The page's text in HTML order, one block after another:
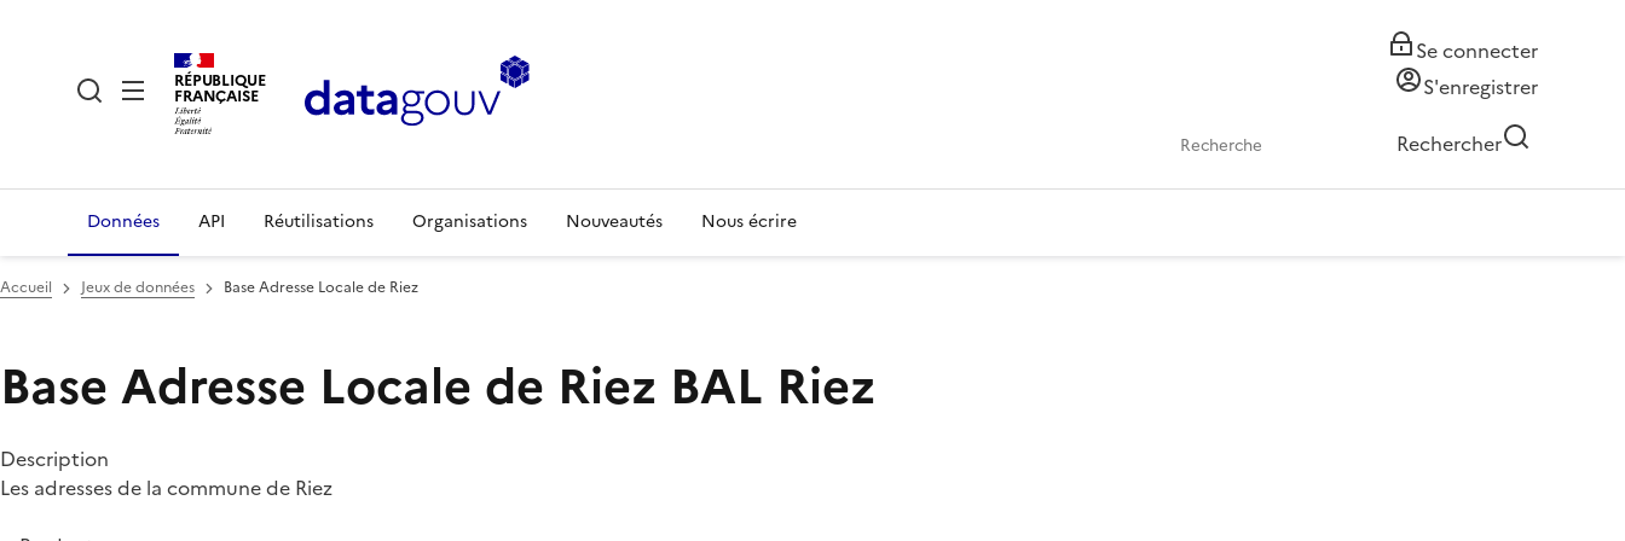
RÉPUBLIQUE
FRANÇAISE
Se connecter
S'enregistrer
Rechercher
Données API Réutilisations Organisations Nouveautés Nous écrire
Accueil Jeux de données Base Adresse Locale de Riez
Base Adresse Locale de Riez BAL Riez
Description
Les adresses de la commune de Riez